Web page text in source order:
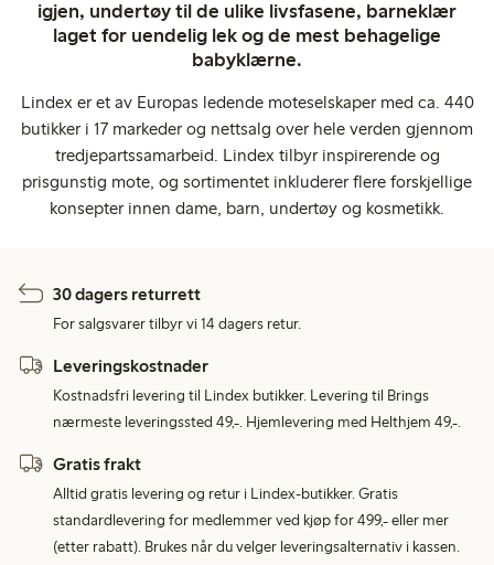
igjen, undertøy til de ulike livsfasene, barneklær
laget for uendelig lek og de mest behagelige
babyklærne.
Lindex er et av Europas ledende moteselskaper med ca. 440
butikker i 17 markeder og nettsalg over hele verden gjennom
tredjepartssamarbeid. Lindex tilbyr inspirerende og
prisgunstig mote, og sortimentet inkluderer flere forskjellige
konsepter innen dame, barn, undertøy og kosmetikk.
30 dagers returrett
For salgsvarer tilbyr vi 14 dagers retur.
Leveringskostnader
Kostnadsfri levering til Lindex butikker. Levering til Brings
nærmeste leveringssted 49,-. Hjemlevering med Helthjem 49,-.
Gratis frakt
Alltid gratis levering og retur i Lindex-butikker. Gratis
standardlevering for medlemmer ved kjøp for 499,- eller mer
(etter rabatt). Brukes når du velger leveringsalternativ i kassen.